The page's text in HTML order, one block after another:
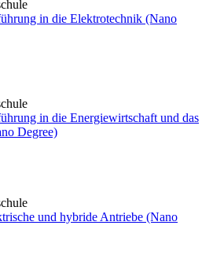
in die Elektrotechnik (Nano
in die Energiewirtschaft und das
Degree)
und hybride Antriebe (Nano